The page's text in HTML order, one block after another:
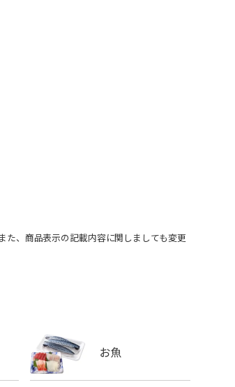
、商品表示の記載内容に関しましても変更